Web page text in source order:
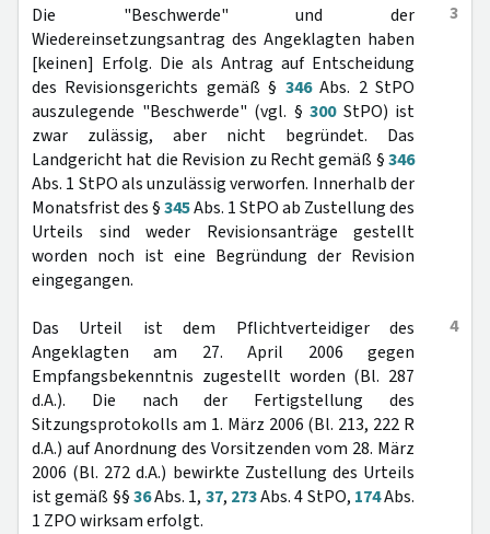
3
Die "Beschwerde" und der
Wiedereinsetzungsantrag des Angeklagten haben
[keinen] Erfolg. Die als Antrag auf Entscheidung
des Revisionsgerichts gemäß § 346Abs. 2 StPO
auszulegende "Beschwerde" (vgl. § 300StPO) ist
zwar zulässig, aber nicht begründet. Das
Landgericht hat die Revision zu Recht gemäß §346
Abs. 1 StPO als unzulässig verworfen. Innerhalb der
Monatsfrist des §345Abs. 1 StPO ab Zustellung des
Urteils sind weder Revisionsanträge gestellt
worden noch ist eine Begründung der Revision
eingegangen.
4
Das Urteil ist dem Pflichtverteidiger des
Angeklagten am 27. April 2006 gegen
Empfangsbekenntnis zugestellt worden (Bl. 287
d.A.). Die nach der Fertigstellung des
Sitzungsprotokolls am 1. März 2006 (Bl. 213, 222 R
d.A.) auf Anordnung des Vorsitzenden vom 28. März
2006 (Bl. 272 d.A.) bewirkte Zustellung des Urteils
ist gemäß §§36Abs. 1, 37, 273Abs. 4 StPO, 174Abs.
1 ZPO wirksam erfolgt.